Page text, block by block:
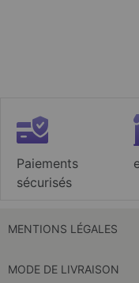
Paiements
sécurisés
MENTIONS LÉGALES
MODE DE LIVRAISON